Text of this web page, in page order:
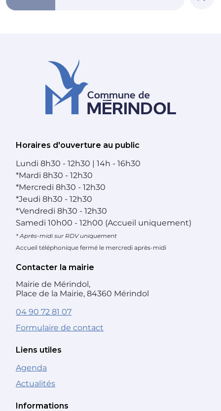
Horaires d'ouverture au public
Lundi 8h30 - 12h30 | 14h - 16h30
*Mardi 8h30 - 12h30
*Mercredi 8h30 - 12h30
*Jeudi 8h30 - 12h30
*Vendredi 8h30 - 12h30
Samedi 10h00 - 12h00 (Accueil uniquement)
* Après-midi sur RDV uniquement
Accueil téléphonique fermé le mercredi après-midi
Contacter la mairie
Mairie de Mérindol,
Place de la Mairie, 84360 Mérindol
04 90 72 81 07
Formulaire de contact
Liens utiles
Agenda
Actualités
Informations